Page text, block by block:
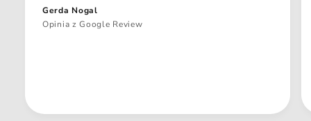
Gerda Nogal
Opinia z Google Review